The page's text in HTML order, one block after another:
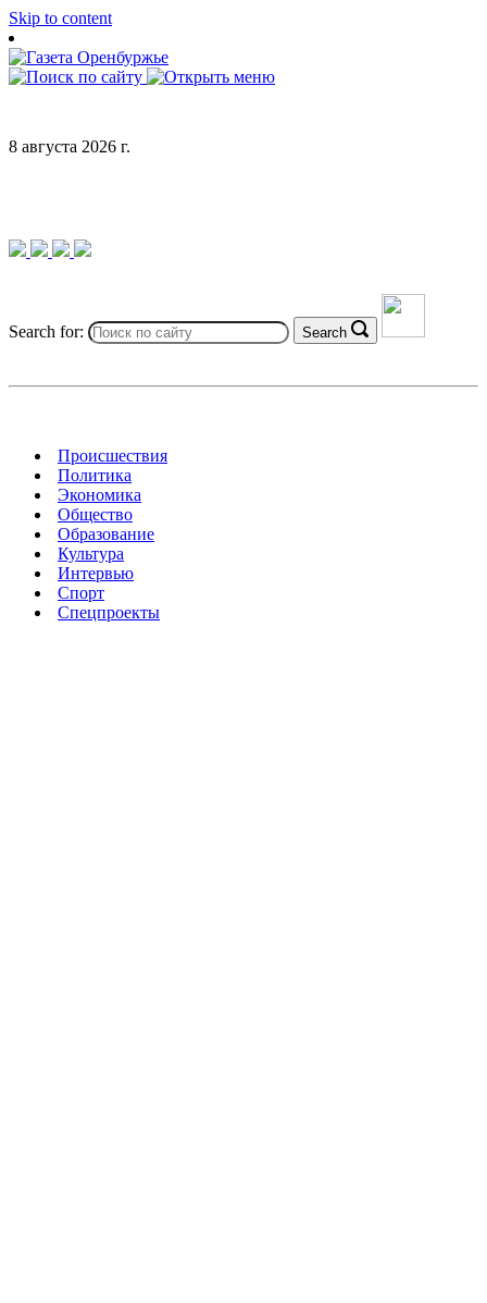
Skip to content
8 августа 2026 г.
Search for: Search
Происшествия
Политика
Экономика
Общество
Образование
Культура
Интервью
Спорт
Спецпроекты